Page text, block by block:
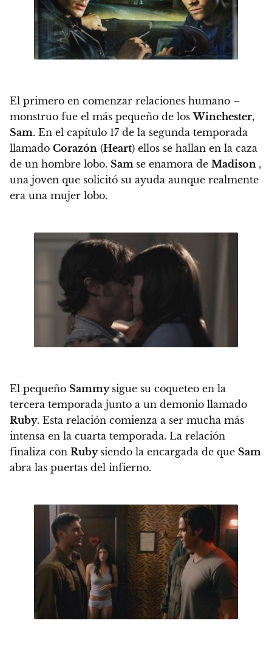
El primero en comenzar relaciones humano –
monstruo fue el más pequeño de losWinchester,
Sam. En el capítulo 17 de la segunda temporada
llamado Corazón (Heart) ellos se hallan en la caza
de un hombre lobo. Sam se enamora de Madison ,
una joven que solicitó su ayuda aunque realmente
era una mujer lobo.
El pequeño Sammy sigue su coqueteo en la
tercera temporada junto a un demonio llamado
Ruby. Esta relación comienza a ser mucha más
intensa en la cuarta temporada. La relación
finaliza con Ruby siendo la encargada de que Sam
abra las puertas del infierno.